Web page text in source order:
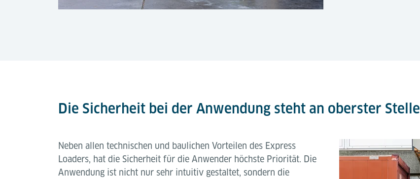
Die Sicherheit bei der Anwendung steht an oberster Stelle
Neben allen technischen und baulichen Vorteilen des Express
Loaders, hat die Sicherheit für die Anwender höchste Priorität. Die
Anwendung ist nicht nur sehr intuitiv gestaltet, sondern die